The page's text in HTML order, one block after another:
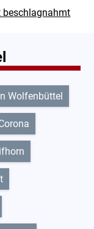
beschlagnahmt
Wolfenbüttel